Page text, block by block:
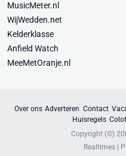
MusicMeter.nl
WijWedden.net
Kelderklasse
Anfield Watch
MeeMetOranje.nl
Over ons Adverteren Contact
Huisregels
Copyright (©)
Realtimes |